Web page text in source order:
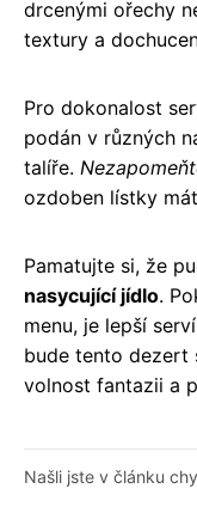
drcenými ořechy
textury a
Pro dokonalost
podán v různých
talíře.
ozdoben lístky
Pamatujte si, že
nasycující jídlo.
menu, je lepší
bude tento dezert
volnost fantazii a
Našli jste v článku